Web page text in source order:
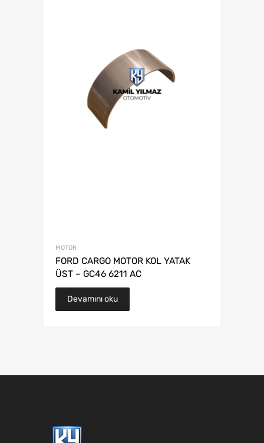
MOTOR
FORD CARGO MOTOR KOL YATAK
ÜST – GC46 6211 AC
Devamını oku